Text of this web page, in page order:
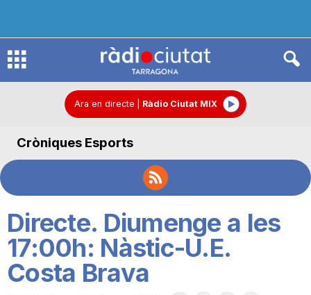
R
d
o
C
Ara en directe Ràdio Ciutat MIX
Cròniques Esports
Directe. Diumenge a les
17:00h: Nàstic-U.E.
Costa Brava